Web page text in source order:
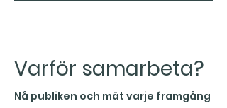
Varför samarbeta?
Nå publiken och mät varje framgång